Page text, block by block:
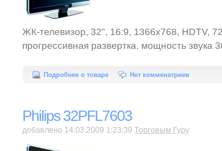
ЖК-телевизор, 32", 16:9, 1366x768, HDTV,
прогрессивная развертка, мощность звука
Подробнее о товаре Нет комменатриев
Philips 32PFL7603
добавлено 14.03.2009 1:23:39 Торговым Гуру